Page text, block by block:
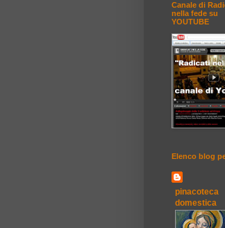
Canale di
nella fede su
YOUTUBE
Elenco blog
pinacoteca
domestica